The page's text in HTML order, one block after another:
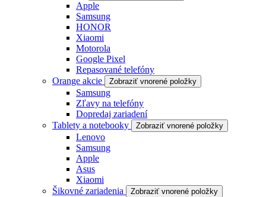
Apple
Samsung
HONOR
Xiaomi
Motorola
Google Pixel
Repasované telefóny
Orange akcie
Zobraziť vnorené položky
Samsung
Zľavy na telefóny
Dopredaj zariadení
Tablety a notebooky
Zobraziť vnorené položky
Lenovo
Samsung
Apple
Asus
Xiaomi
Šikovné zariadenia
Zobraziť vnorené položky